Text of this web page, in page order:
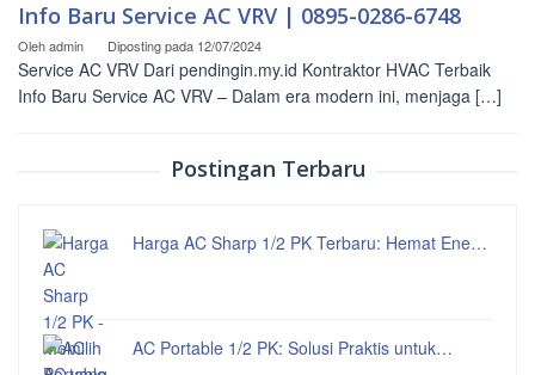
Info Baru Service AC VRV | 0895-0286-6748
Olehadmin Diposting pada 12/07/2024
Service AC VRV Dari pendingin.my.id Kontraktor HVAC Terbaik
Info Baru Service AC VRV – Dalam era modern ini, menjaga […]
Postingan Terbaru
Harga AC Sharp 1/2 PK Terbaru: Hemat Ene…
AC Portable 1/2 PK: Solusi Praktis untuk…